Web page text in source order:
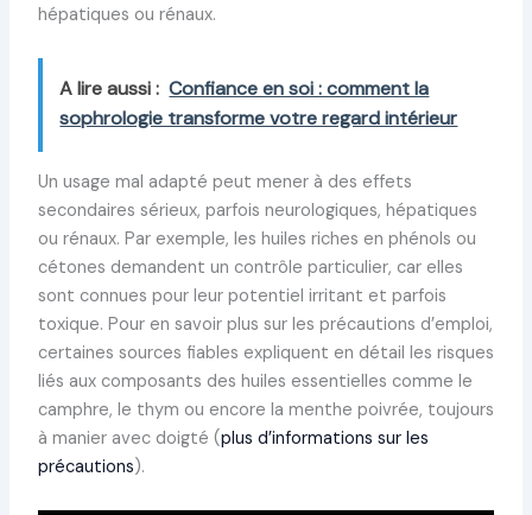
hépatiques ou rénaux.
A lire aussi : Confiance en soi : comment la
sophrologie transforme votre regard intérieur
Un usage mal adapté peut mener à des effets
secondaires sérieux, parfois neurologiques, hépatiques
ou rénaux. Par exemple, les huiles riches en phénols ou
cétones demandent un contrôle particulier, car elles
sont connues pour leur potentiel irritant et parfois
toxique. Pour en savoir plus sur les précautions d’emploi,
certaines sources fiables expliquent en détail les risques
liés aux composants des huiles essentielles comme le
camphre, le thym ou encore la menthe poivrée, toujours
à manier avec doigté (plus d’informations sur les
précautions).